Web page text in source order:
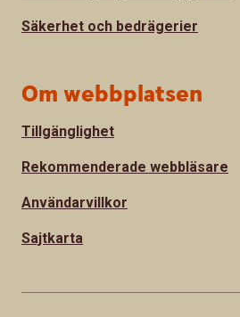
Säkerhet och bedrägerier
Om webbplatsen
Tillgänglighet
Rekommenderade webbläsare
Användarvillkor
Sajtkarta